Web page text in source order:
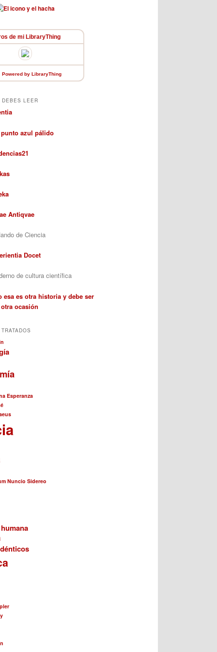
de mi LibraryThing
Powered by LibraryThing
LEER
punto azul pálido
Antiqvae
de Ciencia
Docet
de cultura científica
esa es otra historia y debe ser
ocasión
Esperanza
Nuncio Sidereo